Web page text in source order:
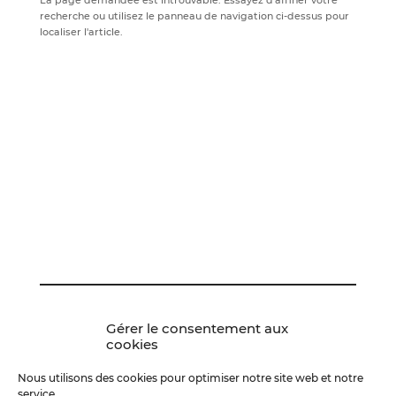
Gérer le consentement aux
cookies
Nous utilisons des cookies pour optimiser notre site web et notre
recherche ou utilisez le panneau de navigation ci-dessus pour
localiser l'article.
Abonnements